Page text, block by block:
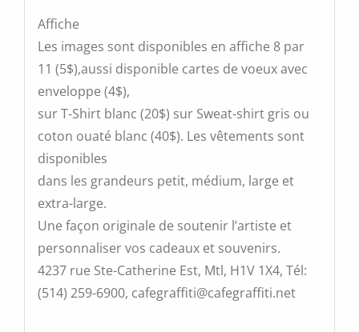
Affiche
Les images sont disponibles en affiche 8 par
11 (5$),aussi disponible cartes de voeux avec
enveloppe (4$),
sur T-Shirt blanc (20$) sur Sweat-shirt gris ou
coton ouaté blanc (40$). Les vêtements sont
disponibles
dans les grandeurs petit, médium, large et
extra-large.
Une façon originale de soutenir l’artiste et
personnaliser vos cadeaux et souvenirs.
4237 rue Ste-Catherine Est, Mtl, H1V 1X4, Tél:
(514) 259-6900, cafegraffiti@cafegraffiti.net